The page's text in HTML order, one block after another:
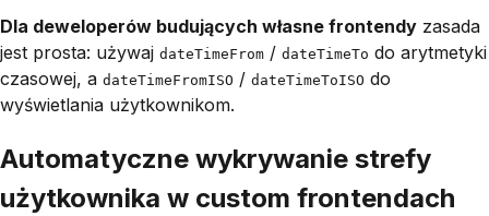
Dla deweloperów budujących własne frontendy zasada
jest prosta: używaj dateTimeFrom / dateTimeTo do arytmetyki
czasowej, a dateTimeFromISO / dateTimeToISO do
wyświetlania użytkownikom.
Automatyczne wykrywanie strefy
użytkownika w custom frontendach